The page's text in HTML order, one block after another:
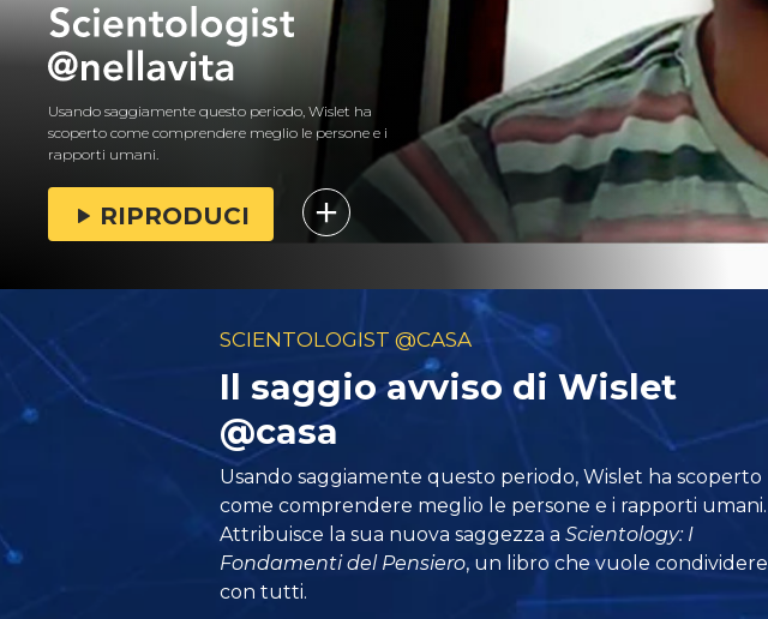
Usando saggiamente questo periodo, Wislet ha
scoperto come comprendere meglio le persone e i
rapporti umani.
RIPRODUCI
SCIENTOLOGIST @CASA
Il saggio avviso di Wislet
@casa
Usando saggiamente questo periodo, Wislet ha scoperto
come comprendere meglio le persone e i rapporti umani.
Attribuisce la sua nuova saggezza aScientology: I
Fondamenti del Pensiero, un libro che vuole condividere
con tutti.